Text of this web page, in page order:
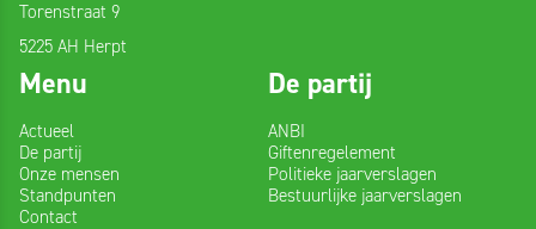
Torenstraat 9
5225 AH Herpt
Menu
Actueel
De partij
Onze mensen
Standpunten
Contact
De partij
ANBI
Giftenregelement
Politieke jaarverslagen
Bestuurlijke jaarverslagen